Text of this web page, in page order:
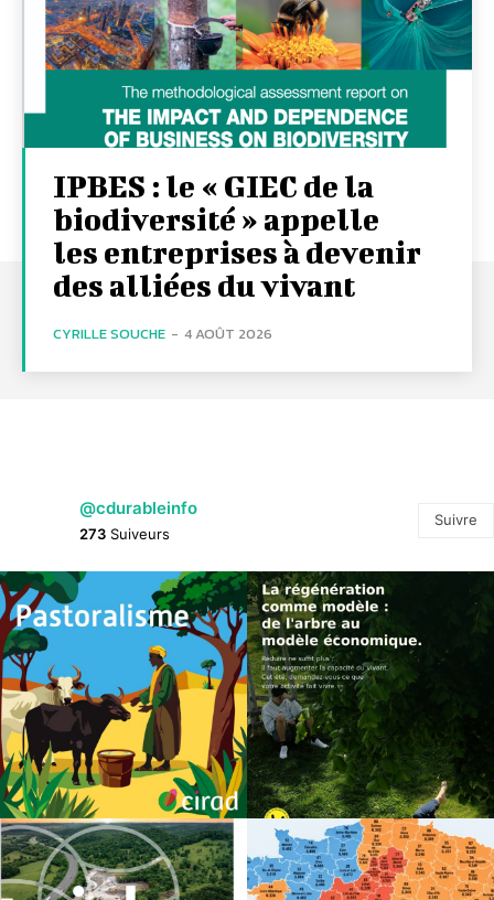
IPBES : le « GIEC de la
biodiversité » appelle
les entreprises à devenir
des alliées du vivant
CYRILLE SOUCHE - 4 AOÛT 2026
@cdurableinfo
273 Suiveurs
Suivre